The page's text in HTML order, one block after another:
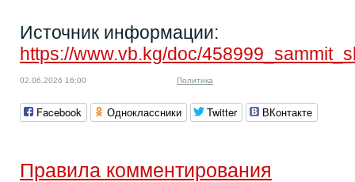
Источник информации:
https://www.vb.kg/doc/
02.06.2026 16:00 Политика
Facebook Одноклассники Twitter ВКонтакте
Правила комментирования